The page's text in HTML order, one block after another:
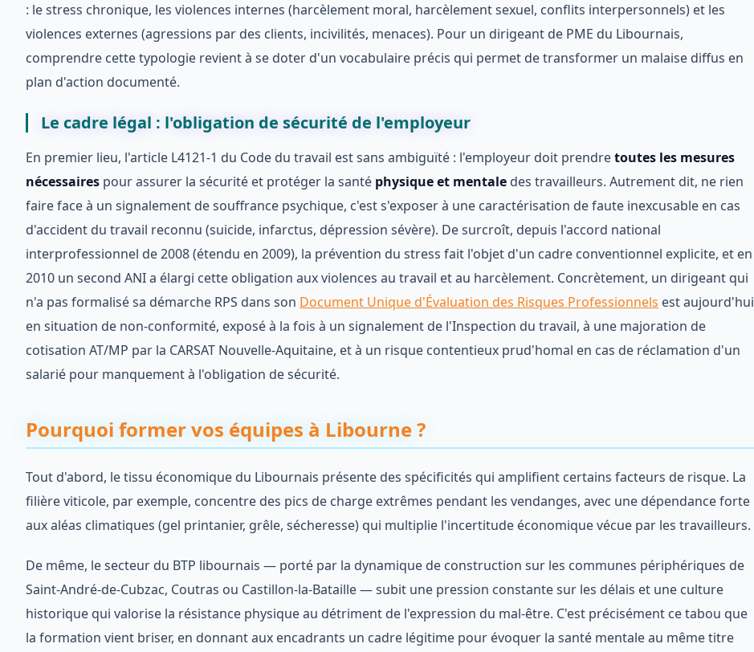
: le stress chronique, les violences internes (harcèlement moral, harcèlement sexuel, conflits interpersonnels) et les
violences externes (agressions par des clients, incivilités, menaces). Pour un dirigeant de PME du Libournais,
comprendre cette typologie revient à se doter d'un vocabulaire précis qui permet de transformer un malaise diffus en
plan d'action documenté.
Le cadre légal : l'obligation de sécurité de l'employeur
En premier lieu, l'article L4121-1 du Code du travail est sans ambiguïté : l'employeur doit prendretoutes les mesures
nécessaires pour assurer la sécurité et protéger la santé physique et mentale des travailleurs. Autrement dit, ne rien
faire face à un signalement de souffrance psychique, c'est s'exposer à une caractérisation de faute inexcusable en cas
d'accident du travail reconnu (suicide, infarctus, dépression sévère). De surcroît, depuis l'accord national
interprofessionnel de 2008 (étendu en 2009), la prévention du stress fait l'objet d'un cadre conventionnel explicite, et en
2010 un second ANI a élargi cette obligation aux violences au travail et au harcèlement. Concrètement, un dirigeant qui
n'a pas formalisé sa démarche RPS dans son Document Unique d'Évaluation des Risques Professionnels est aujourd'hui
en situation de non-conformité, exposé à la fois à un signalement de l'Inspection du travail, à une majoration de
cotisation AT/MP par la CARSAT Nouvelle-Aquitaine, et à un risque contentieux prud'homal en cas de réclamation d'un
salarié pour manquement à l'obligation de sécurité.
Pourquoi former vos équipes à Libourne ?
Tout d'abord, le tissu économique du Libournais présente des spécificités qui amplifient certains facteurs de risque. La
filière viticole, par exemple, concentre des pics de charge extrêmes pendant les vendanges, avec une dépendance forte
aux aléas climatiques (gel printanier, grêle, sécheresse) qui multiplie l'incertitude économique vécue par les travailleurs.
De même, le secteur du BTP libournais — porté par la dynamique de construction sur les communes périphériques de
Saint-André-de-Cubzac, Coutras ou Castillon-la-Bataille — subit une pression constante sur les délais et une culture
historique qui valorise la résistance physique au détriment de l'expression du mal-être. C'est précisément ce tabou que
la formation vient briser, en donnant aux encadrants un cadre légitime pour évoquer la santé mentale au même titre